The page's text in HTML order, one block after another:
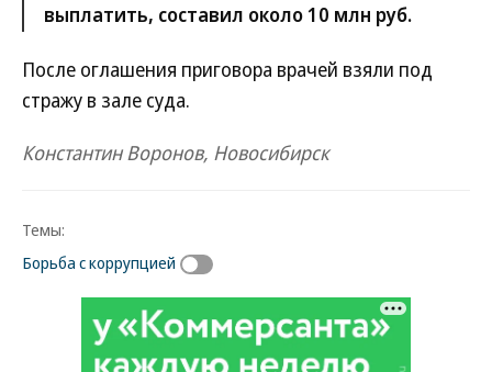
выплатить, составил около 10 млн руб.
После оглашения приговора врачей взяли под
стражу в зале суда.
Константин Воронов, Новосибирск
Темы:
Борьба с коррупцией